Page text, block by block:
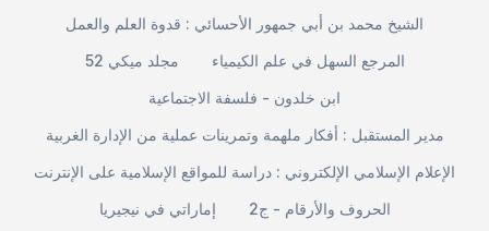
الشيخ محمد بن أبي جمهور الأحسائي : قدوة العلم والعمل
مجلد ميكي 52
المرجع السهل في علم الكيمياء
ابن خلدون - فلسفة الاجتماعية
مدير المستقبل : أفكار ملهمة وتمرينات عملية من الإدارة الغربية
الإعلام الإسلامي الإلكتروني : دراسة للمواقع الإسلامية على الإنترنت
إماراتي في نيجيريا
الحروف والأرقام - ج2